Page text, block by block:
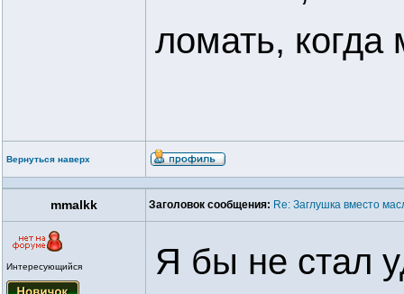
ломать, когда
Вернуться наверх
mmalkk Заголовок сообщения: Re: Заглушка вместо
Интересующийся
Я бы не стал